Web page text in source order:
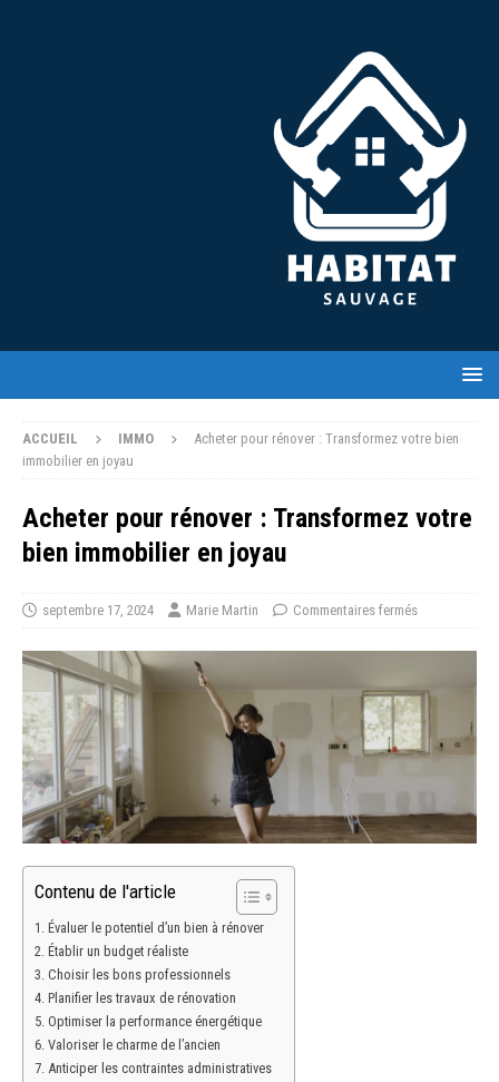
ACCUEIL IMMO
Acheter pour rénover : Transformez votre bien
immobilier en joyau
Acheter pour rénover : Transformez votre
bien immobilier en joyau
septembre 17, 2024 Marie Martin Commentaires fermés
Contenu de l'article
Évaluer le potentiel d’un bien à rénover
Établir un budget réaliste
Choisir les bons professionnels
Planifier les travaux de rénovation
Optimiser la performance énergétique
Valoriser le charme de l’ancien
Anticiper les contraintes administratives